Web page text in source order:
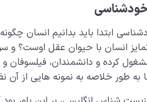
ابتدا باید بدانیم انسان
انسان با حیوان عقل اوست؟ و
به طور خلاصه به نمونه­ هایی از آن